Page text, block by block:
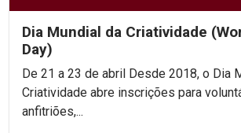
Dia Mundial da Criatividade
Day)
De 21 a 23 de abril Desde 2018, o Dia Mundial da
Criatividade abre inscrições para
anfitriões,...